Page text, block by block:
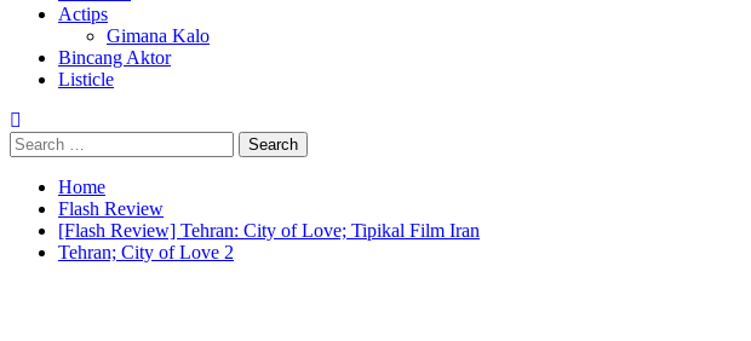
Actips
Gimana Kalo
Bincang Aktor
Listicle
Search
for:
Home
Flash Review
[Flash Review] Tehran: City of Love; Tipikal Film Iran
Tehran; City of Love 2